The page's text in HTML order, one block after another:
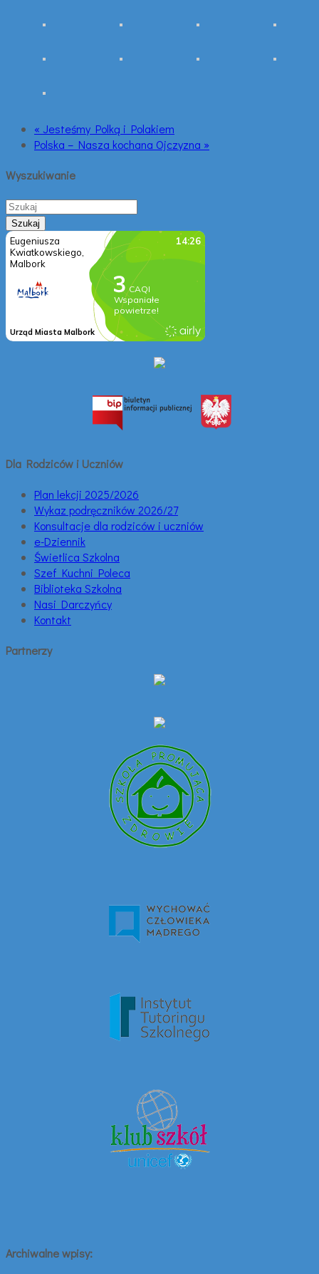
« Jesteśmy Polką i Polakiem
Polska – Nasza kochana Ojczyzna »
Wyszukiwanie
Dla Rodziców i Uczniów
Plan lekcji 2025/2026
Wykaz podręczników 2026/27
Konsultacje dla rodziców i uczniów
e-Dziennik
Świetlica Szkolna
Szef Kuchni Poleca
Biblioteka Szkolna
Nasi Darczyńcy
Kontakt
Partnerzy
Archiwalne wpisy: